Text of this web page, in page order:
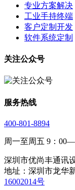
专业方案解决
工业手持终端
客户定制开发
软件系统定制
关注公众号
服务热线
400-801-8894
周一至周五 9：
深圳市优尚丰通讯
地址：深圳市龙华
16002014号